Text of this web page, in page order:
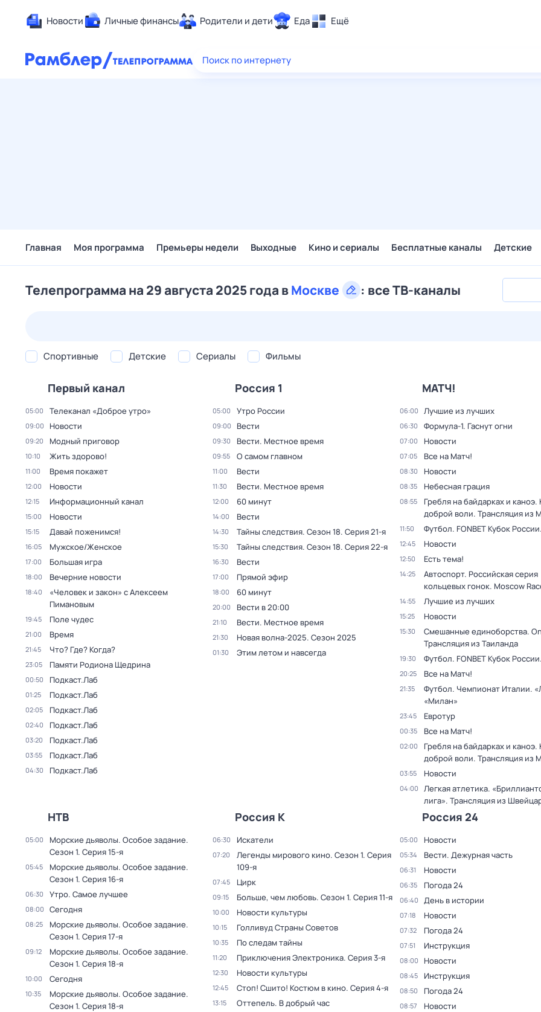
Новости Личные финансы Родители и дети Еда Ещё
Здоровье
Поиск по интернету
Главная Моя программа Премьеры недели Выходные Кино и сериалы Бесплатные каналы Детские
Телепрограмма на 29 августа 2025 года вМоскве : все ТВ-каналы
Спортивные Детские Сериалы Фильмы
Первый канал
05:00 Телеканал «Доброе утро»
09:00 Новости
09:20 Модный приговор
10:10 Жить здорово!
11:00 Время покажет
12:00 Новости
12:15 Информационный канал
15:00 Новости
15:15 Давай поженимся!
16:05 Мужское/Женское
17:00 Большая игра
18:00 Вечерние новости
18:40
«Человек и закон» с Алексеем
Пимановым
19:45 Поле чудес
21:00 Время
21:45 Что? Где? Когда?
23:05 Памяти Родиона Щедрина
00:50 Подкаст.Лаб
01:25 Подкаст.Лаб
02:05 Подкаст.Лаб
02:40 Подкаст.Лаб
03:20 Подкаст.Лаб
03:55 Подкаст.Лаб
04:30 Подкаст.Лаб
Россия 1
05:00 Утро России
09:00 Вести
09:30 Вести. Местное время
09:55 О самом главном
11:00 Вести
11:30 Вести. Местное время
12:00 60 минут
14:00 Вести
14:30 Тайны следствия. Сезон 18. Серия 21-я
15:30 Тайны следствия. Сезон 18. Серия 22-я
16:30 Вести
17:00 Прямой эфир
18:00 60 минут
20:00 Вести в 20:00
21:10 Вести. Местное время
21:30 Новая волна-2025. Сезон 2025
01:30 Этим летом и навсегда
МАТЧ!
06:00 Лучшие из лучших
06:30 Формула-1. Гаснут огни
07:00 Новости
07:05 Все на Матч!
08:30 Новости
08:35 Небесная грация
08:55
Гребля на байдарках и каноэ.
доброй воли. Трансляция из
11:50 Футбол. FONBET Кубок
12:45 Новости
12:50 Есть тема!
14:25
Автоспорт. Российская серия
кольцевых гонок. Moscow
14:55 Лучшие из лучших
15:25 Новости
15:30
Смешанные единоборства.
Трансляция из Таиланда
19:30 Футбол. FONBET Кубок
20:25 Все на Матч!
21:35
Футбол. Чемпионат Италии.
«Милан»
23:45 Евротур
00:35 Все на Матч!
02:00
Гребля на байдарках и каноэ.
доброй воли. Трансляция из
03:55 Новости
04:00
Легкая атлетика.
лига». Трансляция из
НТВ
05:00 Морские дьяволы. Особое задание.
Сезон 1. Серия 15-я
05:45 Морские дьяволы. Особое задание.
Сезон 1. Серия 16-я
06:30 Утро. Самое лучшее
08:00 Сегодня
08:25 Морские дьяволы. Особое задание.
Сезон 1. Серия 17-я
09:12 Морские дьяволы. Особое задание.
Сезон 1. Серия 18-я
10:00 Сегодня
10:35 Морские дьяволы. Особое задание.
Сезон 1. Серия 18-я
Россия К
06:30 Искатели
07:20 Легенды мирового кино. Сезон 1. Серия
109-я
07:45 Цирк
09:15 Больше, чем любовь. Сезон 1. Серия 11-я
10:00 Новости культуры
10:15 Голливуд Страны Советов
10:35 По следам тайны
11:20 Приключения Электроника. Серия 3-я
12:30 Новости культуры
12:45 Стоп! Сшито! Костюм в кино. Серия 4-я
13:15 Оттепель. В добрый час
Россия 24
05:00 Новости
05:34 Вести. Дежурная часть
06:31 Новости
06:35 Погода 24
06:40 День в истории
07:18 Новости
07:32 Погода 24
07:51 Инструкция
08:00 Новости
08:45 Инструкция
08:50 Погода 24
08:57 Новости